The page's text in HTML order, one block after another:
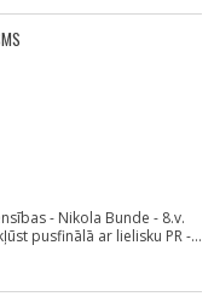
- Nikola Bunde - 8.v.
pusfinālā ar lielisku PR -…